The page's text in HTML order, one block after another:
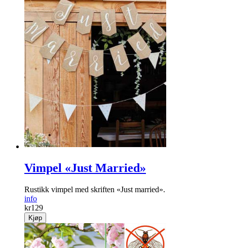
Vimpel «Just Married»
Rustikk vimpel med skriften «Just married».
info
kr129
Kjøp